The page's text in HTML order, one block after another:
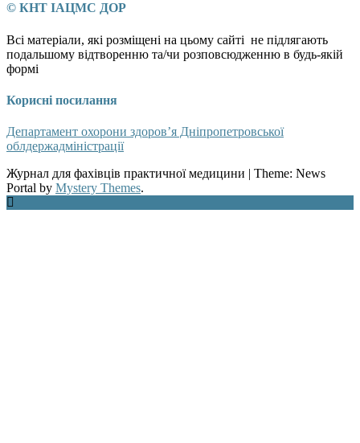
© КНТ ІАЦМС ДОР
Всі матеріали, які розміщені на цьому сайті не підлягають
подальшому відтворенню та/чи розповсюдженню в будь-якій
формі
Корисні посилання
Департамент охорони здоров’я Дніпропетровської
облдержадміністрації
Журнал для фахівців практичної медицини | Theme: News
Portal by Mystery Themes.